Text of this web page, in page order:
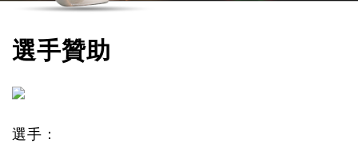
選手贊助
選手：